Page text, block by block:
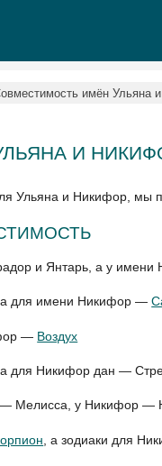
имён Ульяна
И
Ульяна и Никифор, мы
и Янтарь, а у
, а для имени Никифор —
— Воздух
для Никифор дан —
— Мелисса, у Никифор —
, а зодиаки для